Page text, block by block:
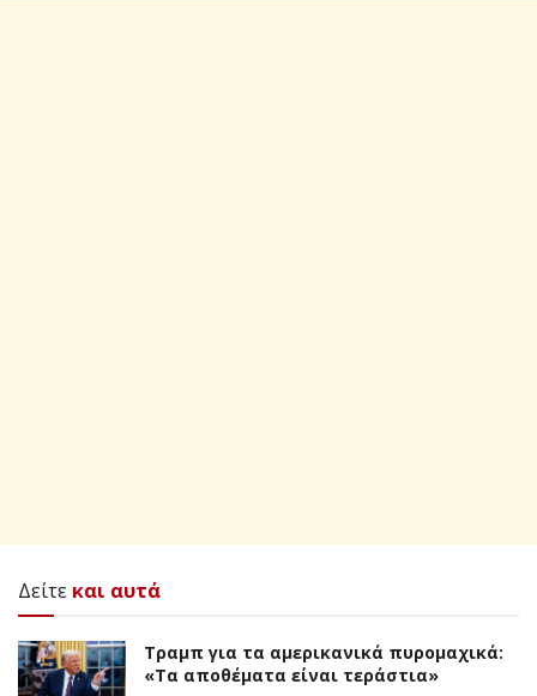
Δείτε και αυτά
Τραμπ για τα αμερικανικά πυρομαχικά:
«Τα αποθέματα είναι τεράστια»